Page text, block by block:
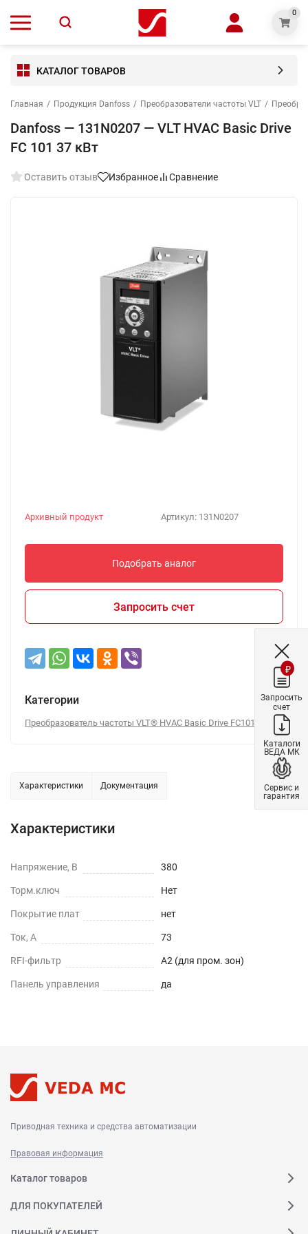
0
КАТАЛОГ ТОВАРОВ
Главная / Продукция Danfoss / Преобразователи частоты VLT /
Danfoss — 131N0207 — VLT HVAC Basic Drive
FC 101 37 кВт
Оставить отзыв Избранное Сравнение
Артикул: 131N0207
Архивный продукт
Подобрать аналог
Запросить счет
Категории
Преобразователь частоты VLT® HVAC Basic Drive FC101
Характеристики Документация
Характеристики
Напряжение, В 380
Торм.ключ Нет
Покрытие плат нет
Ток, А 73
RFI-фильтр A2 (для пром. зон)
Панель управления да
Приводная техника и средства автоматизации
Правовая информация
Каталог товаров
ДЛЯ ПОКУПАТЕЛЕЙ
₽
Запросить
счет
Каталоги
ВЕДА МК
Сервис и
гарантия